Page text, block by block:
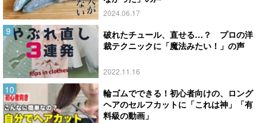
2024.06.17
破れたチュール、直せる…？ プロの洋
裁テクニックに「魔法みたい！」の声
2022.11.16
輪ゴムでできる！初心者向けの、ロング
ヘアのセルフカットに「これは神」「有
料級の動画」